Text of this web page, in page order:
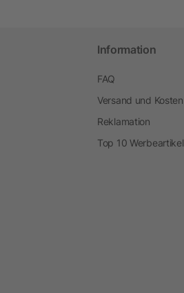
Information
FAQ
Versand und Kosten
Reklamation
Top 10 Werbeartikel